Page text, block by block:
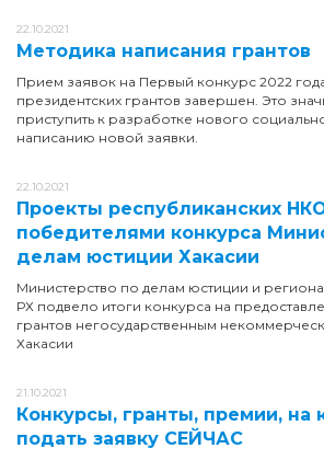
22.10.2021
Методика написания грантов
Прием заявок на Первый конкурс 2022
президентских грантов завершен. Это
приступить к разработке нового
написанию новой заявки.
22.10.2021
Проекты республиканских
победителями конкурса
делам юстиции Хакасии
Министерство по делам юстиции и
РХ подвело итоги конкурса на
грантов негосударственным
Хакасии
21.10.2021
Конкурсы, гранты, премии,
подать заявку СЕЙЧАС